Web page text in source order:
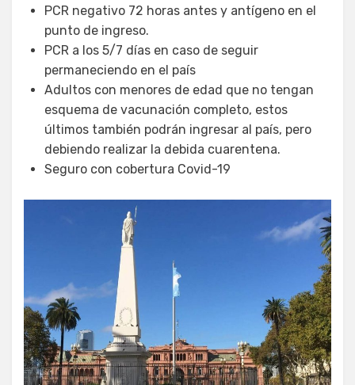
PCR negativo 72 horas antes y antígeno en el
punto de ingreso.
PCR a los 5/7 días en caso de seguir
permaneciendo en el país
Adultos con menores de edad que no tengan
esquema de vacunación completo, estos
últimos también podrán ingresar al país, pero
debiendo realizar la debida cuarentena.
Seguro con cobertura Covid-19